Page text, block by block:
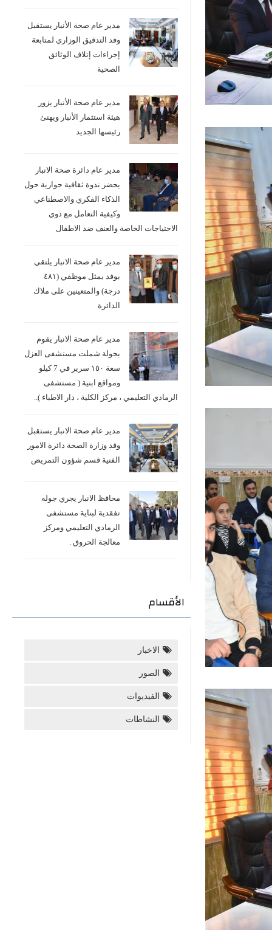
مدير عام صحة الأنبار يستقبل
وفد التدقيق الوزاري لمتابعة
إجراءات إتلاف الوثائق
الصحية
مدير عام صحة الأنبار يزور
هيئة استثمار الأنبار ويهنئ
رئيسها الجديد
مدير عام دائرة صحة الانبار
يحضر ندوة ثقافية حوارية حول
الذكاء الفكري والاصطناعي
وكيفية التعامل مع ذوي
الاحتياجات الخاصة والعنف ضد الاطفال
مدير عام صحة الانبار يلتقي
بوفد يمثل موظفي (٤٨١
درجة) والمتعينين على ملاك
الدائرة
مدير عام صحة الانبار يقوم
بجولة شملت مستشفى العزل
سعة ١٥٠ سرير في 7 كيلو
ومواقع ابنية ( مستشفى
الرمادي التعليمي ، مركز الكلية ، دار الاطباء )..
مدير عام صحة الانبار يستقبل
وفد وزارة الصحة دائرة الامور
الفنية قسم شؤون التمريض
محافظ الانبار يجري جوله
تفقدية لبناية مستشفى
الرمادي التعليمي ومركز
معالجة الحروق .
الأقسام
الاخبار
الصور
الفيديوات
النشاطات